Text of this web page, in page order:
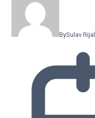
BySulav Rijal